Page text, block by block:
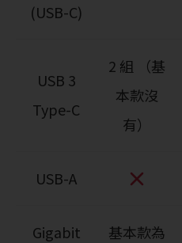
(USB-C)
USB 3
Type-C
2 組 （基
本款沒
有）
USB-A
Gigabit
基本款為